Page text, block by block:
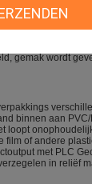
knippen.
Systeem om te
gemak wordt
binnen aan
loopt
film of andere
met PLC
in reliëf